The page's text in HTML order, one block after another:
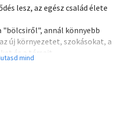
lesz, az egész család élete
annál könnyebb
új környezetet, szokásokat, a
és a társait.
teremtenek lehetőséget